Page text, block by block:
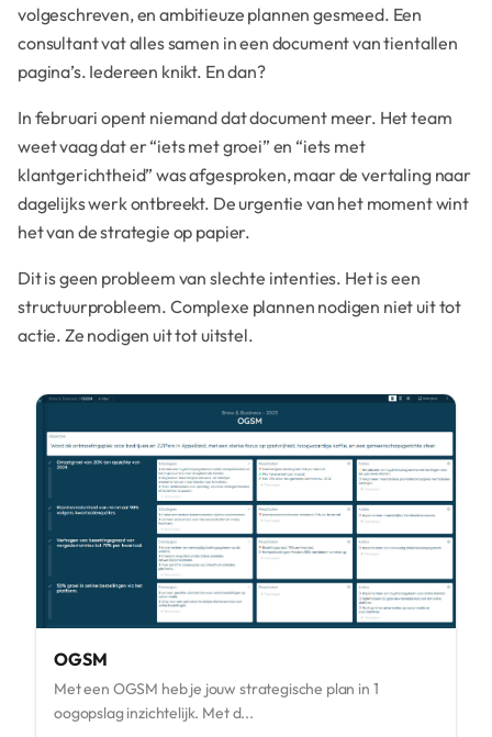
volgeschreven, en ambitieuze plannen gesmeed. Een
consultant vat alles samen in een document van tientallen
pagina’s. Iedereen knikt. En dan?
In februari opent niemand dat document meer. Het team
weet vaag dat er “iets met groei” en “iets met
klantgerichtheid” was afgesproken, maar de vertaling naar
dagelijks werk ontbreekt. De urgentie van het moment wint
het van de strategie op papier.
Dit is geen probleem van slechte intenties. Het is een
structuurprobleem. Complexe plannen nodigen niet uit tot
actie. Ze nodigen uit tot uitstel.
OGSM
Met een OGSM heb je jouw strategische plan in 1
oogopslag inzichtelijk. Met d...